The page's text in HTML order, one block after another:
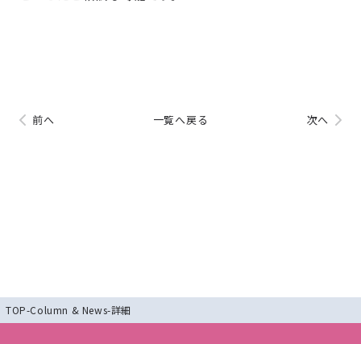
前へ 一覧へ戻る 次へ
TOP-Column & News-詳細